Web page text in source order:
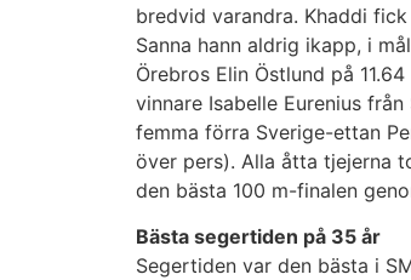
bredvid varandra. Khaddi
Sanna hann aldrig ikapp, i
Örebros Elin Östlund på
vinnare Isabelle Eurenius
femma förra Sverige-ettan
över pers). Alla åtta tjejerna
den bästa 100 m-finalen
Bästa segertiden på 35 år
Segertiden var den bästa i